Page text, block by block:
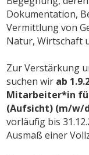
Dokumentation,
Vermittlung von
Natur, Wirtschaft
Zur Verstärkung
suchen wir ab
Mitarbeiter*in
(Aufsicht) (m/w/
vorläufig bis
Ausmaß einer